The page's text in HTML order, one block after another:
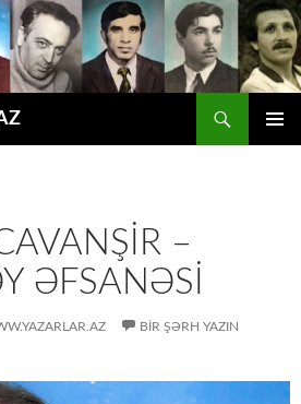
–
ƏFSANƏSI
BIR ŞƏRH YAZIN